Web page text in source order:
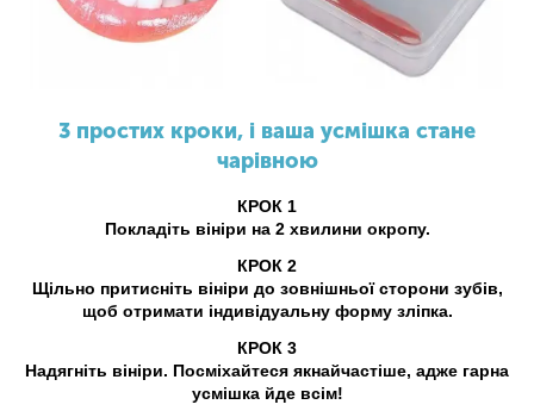
3 простих кроки, і ваша усмішка стане
чарівною
КРОК 1
Покладіть вініри на 2 хвилини окропу.
КРОК 2
Щільно притисніть вініри до зовнішньої сторони зубів,
щоб отримати індивідуальну форму зліпка.
КРОК 3
Надягніть вініри. Посміхайтеся якнайчастіше, адже гарна
усмішка йде всім!